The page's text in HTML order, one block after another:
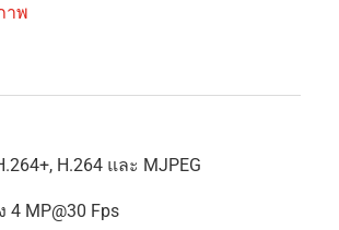
าพ
H.264 และ MJPEG
MP@30 Fps